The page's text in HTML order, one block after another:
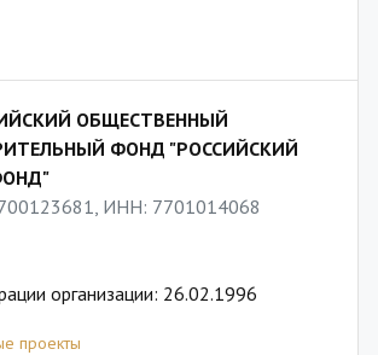
ОБЩЕСТВЕННЫЙ
ФОНД "РОССИЙСКИЙ
ИНН: 7701014068
организации: 26.02.1996
проекты